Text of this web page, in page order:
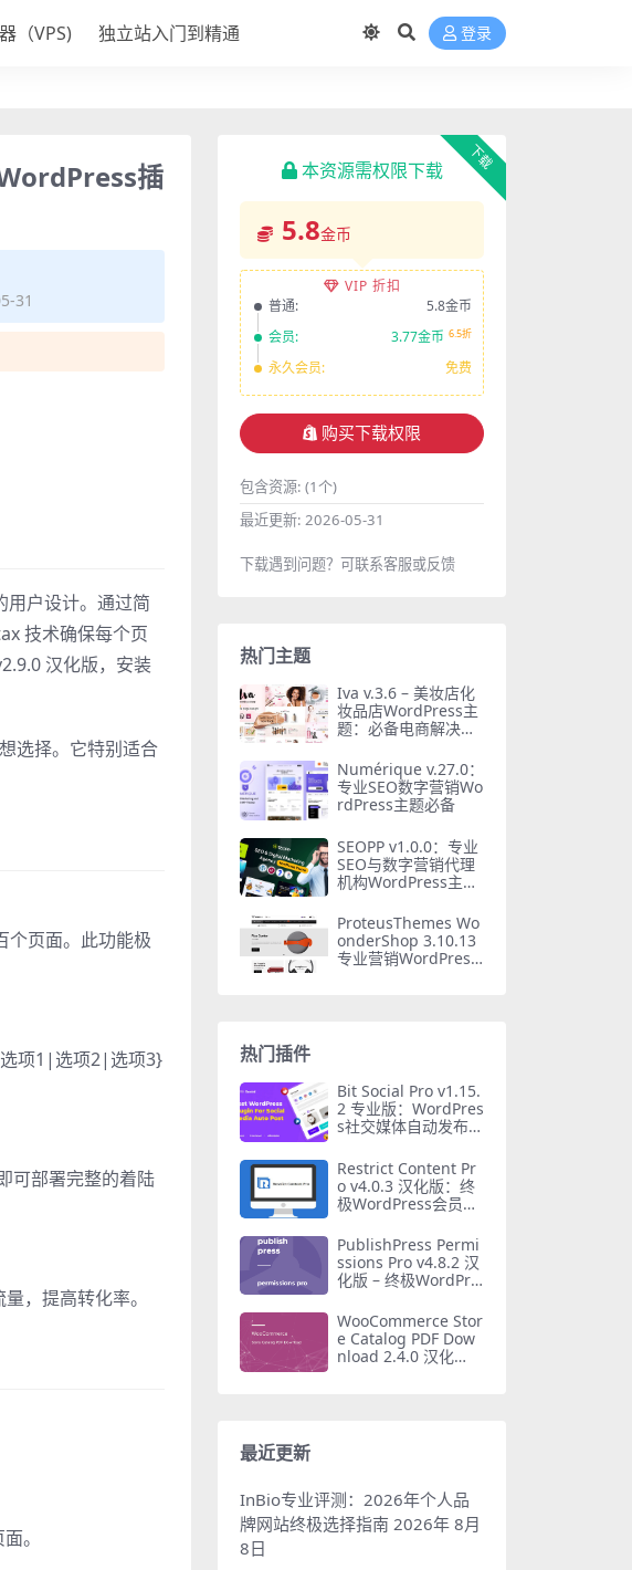
（VPS) 独立站入门到精通 登录
插
31
户设计。通过简
技术确保每个页
汉化版，安装
选择。它特别适合
个页面。此功能极
选项1|选项2|选项3}
可部署完整的着陆
，提高转化率。
。
下载
本资源需权限下载
5.8金币
VIP 折扣
普通:
5.8金币
会员:
3.77金币 6.5折
永久会员: 免费
购买下载权限
包含资源: (1个)
最近更新: 2026-05-31
下载遇到问题？可联系客服或反馈
热门主题
Iva v.3.6 – 美妆店化
妆品店WordPress主
题：必备电商解决方
Numérique v.27.0：
专业SEO数字营销Wo
rdPress主题必备
SEOPP v1.0.0：专业
SEO与数字营销代理
机构WordPress主题
ProteusThemes Wo
onderShop 3.10.13
专业营销WordPress
热门插件
Bit Social Pro v1.15.
2 专业版：WordPres
s社交媒体自动发布插
Restrict Content Pr
o v4.0.3 汉化版：终
极WordPress会员插
PublishPress Permi
ssions Pro v4.8.2 汉
化版 – 终极WordPre
WooCommerce Stor
e Catalog PDF Dow
nload 2.4.0 汉化
最近更新
InBio专业评测：2026年个人品
牌网站终极选择指南 2026年 8月
8日